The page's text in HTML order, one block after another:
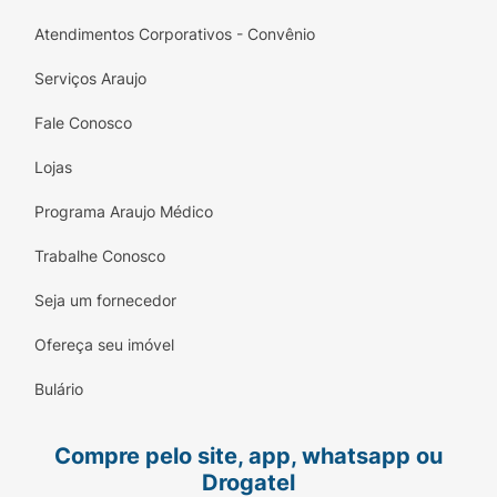
Atendimentos Corporativos - Convênio
Serviços Araujo
Fale Conosco
Lojas
Programa Araujo Médico
Trabalhe Conosco
Seja um fornecedor
Ofereça seu imóvel
Bulário
Compre pelo site, app, whatsapp ou
Drogatel